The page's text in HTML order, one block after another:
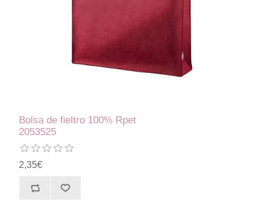
Bolsa de fieltro 100% Rpet
2053525
2,35€